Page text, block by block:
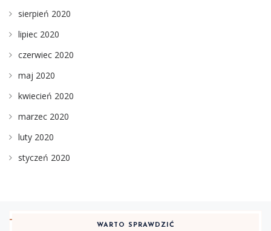
sierpień 2020
lipiec 2020
czerwiec 2020
maj 2020
kwiecień 2020
marzec 2020
luty 2020
styczeń 2020
WARTO SPRAWDZIĆ